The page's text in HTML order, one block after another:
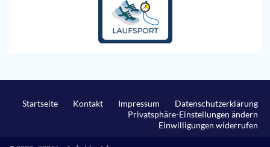
Startseite Kontakt Impressum
Datenschutzerklärung
Privatsphäre-Einstellungen ändern
Einwilligungen widerrufen